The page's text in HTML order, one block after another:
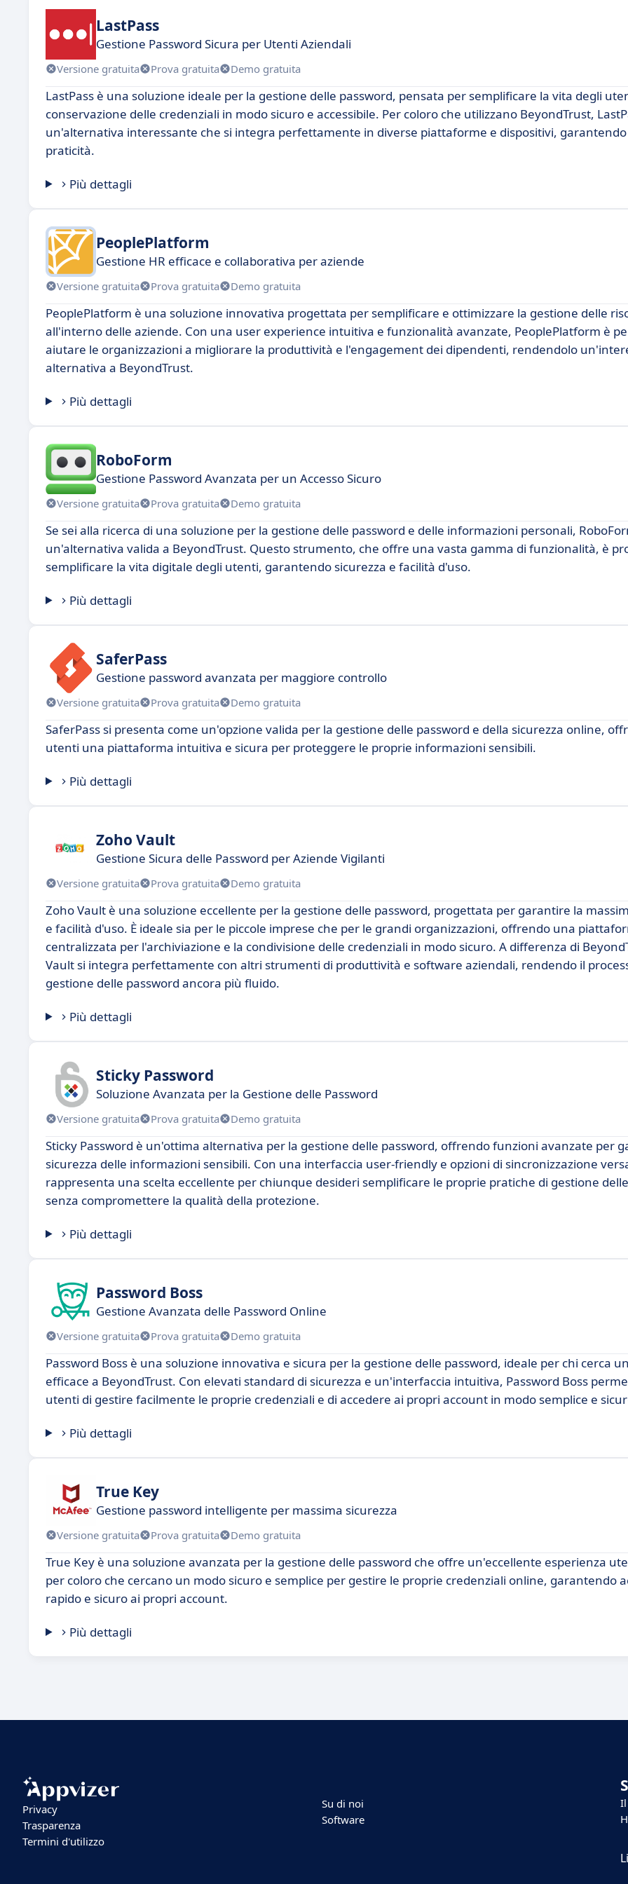
LastPass
Gestione Password Sicura per Utenti Aziendali
Versione gratuita Prova gratuita Demo gratuita
LastPass è una soluzione ideale per la gestione delle password, pensata per semplificare la vita degli
conservazione delle credenziali in modo sicuro e accessibile. Per coloro che utilizzano BeyondTrust,
un'alternativa interessante che si integra perfettamente in diverse piattaforme e dispositivi, garantendo
praticità.
Più dettagli
PeoplePlatform
Gestione HR efficace e collaborativa per aziende
Versione gratuita Prova gratuita Demo gratuita
PeoplePlatform è una soluzione innovativa progettata per semplificare e ottimizzare la gestione delle
all'interno delle aziende. Con una user experience intuitiva e funzionalità avanzate, PeoplePlatform è
aiutare le organizzazioni a migliorare la produttività e l'engagement dei dipendenti, rendendolo
alternativa a BeyondTrust.
Più dettagli
RoboForm
Gestione Password Avanzata per un Accesso Sicuro
Versione gratuita Prova gratuita Demo gratuita
Se sei alla ricerca di una soluzione per la gestione delle password e delle informazioni personali,
un'alternativa valida a BeyondTrust. Questo strumento, che offre una vasta gamma di funzionalità, è
semplificare la vita digitale degli utenti, garantendo sicurezza e facilità d'uso.
Più dettagli
SaferPass
Gestione password avanzata per maggiore controllo
Versione gratuita Prova gratuita Demo gratuita
SaferPass si presenta come un'opzione valida per la gestione delle password e della sicurezza online,
utenti una piattaforma intuitiva e sicura per proteggere le proprie informazioni sensibili.
Più dettagli
Zoho Vault
Gestione Sicura delle Password per Aziende Vigilanti
Versione gratuita Prova gratuita Demo gratuita
Zoho Vault è una soluzione eccellente per la gestione delle password, progettata per garantire la
e facilità d'uso. È ideale sia per le piccole imprese che per le grandi organizzazioni, offrendo una
centralizzata per l'archiviazione e la condivisione delle credenziali in modo sicuro. A differenza di
Vault si integra perfettamente con altri strumenti di produttività e software aziendali, rendendo il
gestione delle password ancora più fluido.
Più dettagli
Sticky Password
Soluzione Avanzata per la Gestione delle Password
Versione gratuita Prova gratuita Demo gratuita
Sticky Password è un'ottima alternativa per la gestione delle password, offrendo funzioni avanzate per
sicurezza delle informazioni sensibili. Con una interfaccia user-friendly e opzioni di sincronizzazione
rappresenta una scelta eccellente per chiunque desideri semplificare le proprie pratiche di gestione
senza compromettere la qualità della protezione.
Più dettagli
Password Boss
Gestione Avanzata delle Password Online
Versione gratuita Prova gratuita Demo gratuita
Password Boss è una soluzione innovativa e sicura per la gestione delle password, ideale per chi cerca
efficace a BeyondTrust. Con elevati standard di sicurezza e un'interfaccia intuitiva, Password Boss
utenti di gestire facilmente le proprie credenziali e di accedere ai propri account in modo semplice e
Più dettagli
True Key
Gestione password intelligente per massima sicurezza
Versione gratuita Prova gratuita Demo gratuita
True Key è una soluzione avanzata per la gestione delle password che offre un'eccellente esperienza
per coloro che cercano un modo sicuro e semplice per gestire le proprie credenziali online, garantendo
rapido e sicuro ai propri account.
Più dettagli
Privacy
Trasparenza
Termini d'utilizzo
Su di noi
Software